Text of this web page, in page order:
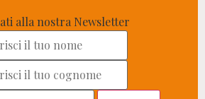
alla nostra Newsletter